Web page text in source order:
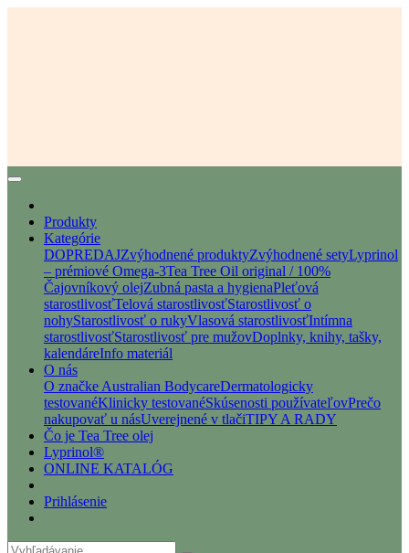
Produkty
Kategórie
DOPREDAJZvýhodnené produktyZvýhodnené setyLyprinol
– prémiové Omega-3Tea Tree Oil original / 100%
Čajovníkový olejZubná pasta a hygienaPleťová
starostlivosťTelová starostlivosťStarostlivosť o
nohyStarostlivosť o rukyVlasová starostlivosťIntímna
starostlivosťStarostlivosť pre mužovDoplnky, knihy, tašky,
kalendáreInfo materiál
O nás
O značke Australian BodycareDermatologicky
testovanéKlinicky testovanéSkúsenosti používateľovPrečo
nakupovať u násUverejnené v tlačiTIPY A RADY
Čo je Tea Tree olej
Lyprinol®
ONLINE KATALÓG
Prihlásenie